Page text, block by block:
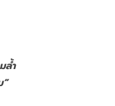
ล้ำ
”